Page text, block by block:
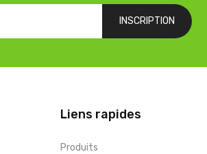
INSCRIPTION
Liens rapides
Produits